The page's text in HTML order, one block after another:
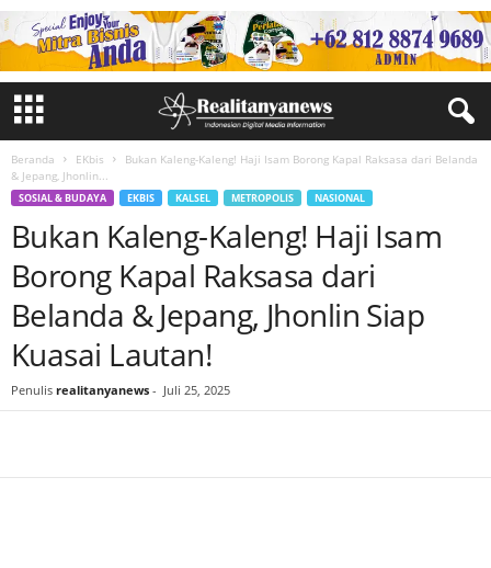
Beranda EKbis
Bukan Kaleng-Kaleng! Haji Isam Borong Kapal Raksasa dari Belanda
& Jepang, Jhonlin...
SOSIAL & BUDAYA EKBIS KALSEL METROPOLIS NASIONAL
Bukan Kaleng-Kaleng! Haji Isam
Borong Kapal Raksasa dari
Belanda & Jepang, Jhonlin Siap
Kuasai Lautan!
Penulis realitanyanews - Juli 25, 2025